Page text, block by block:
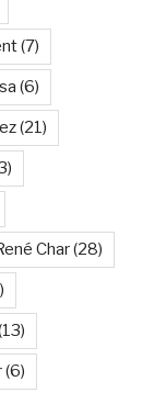
(7)
(6)
(21)
Char(28)
(6)